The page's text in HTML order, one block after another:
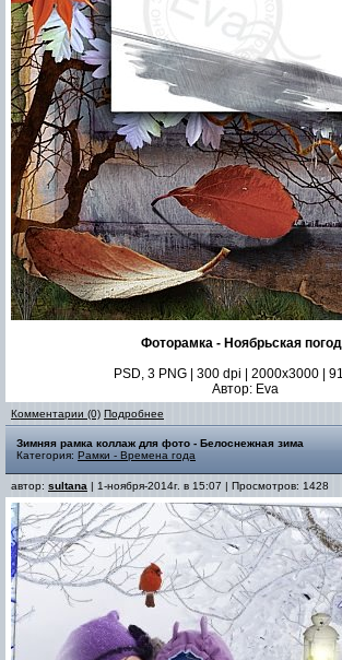
Фоторамка - Ноябрьская
PSD, 3 PNG | 300 dpi | 2000x3000 |
Автор: Eva
Комментарии (0) Подробнее
Зимняя рамка коллаж для фото - Белоснежная зима
Категория: Рамки - Времена года
автор: sultana | 1-ноября-2014г. в 15:07 | Просмотров: 1428